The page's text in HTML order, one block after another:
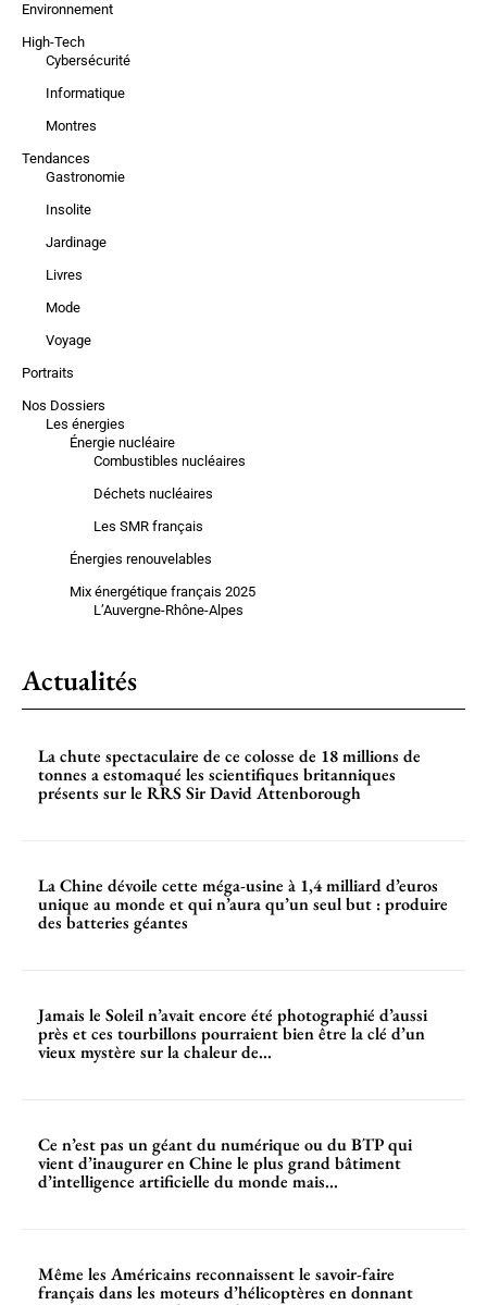
Environnement
High-Tech
Cybersécurité
Informatique
Montres
Tendances
Gastronomie
Insolite
Jardinage
Livres
Mode
Voyage
Portraits
Nos Dossiers
Les énergies
Énergie nucléaire
Combustibles nucléaires
Déchets nucléaires
Les SMR français
Énergies renouvelables
Mix énergétique français 2025
L’Auvergne-Rhône-Alpes
Actualités
La chute spectaculaire de ce colosse de 18 millions de
tonnes a estomaqué les scientifiques britanniques
présents sur le RRS Sir David Attenborough
La Chine dévoile cette méga-usine à 1,4 milliard d’euros
unique au monde et qui n’aura qu’un seul but : produire
des batteries géantes
Jamais le Soleil n’avait encore été photographié d’aussi
près et ces tourbillons pourraient bien être la clé d’un
vieux mystère sur la chaleur de...
Ce n’est pas un géant du numérique ou du BTP qui
vient d’inaugurer en Chine le plus grand bâtiment
d’intelligence artificielle du monde mais...
Même les Américains reconnaissent le savoir-faire
français dans les moteurs d’hélicoptères en donnant